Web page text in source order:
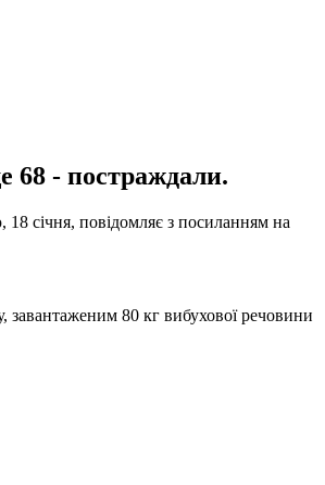
68 - постраждали.
18 січня, повідомляє з посиланням на
завантаженим 80 кг вибухової речовини